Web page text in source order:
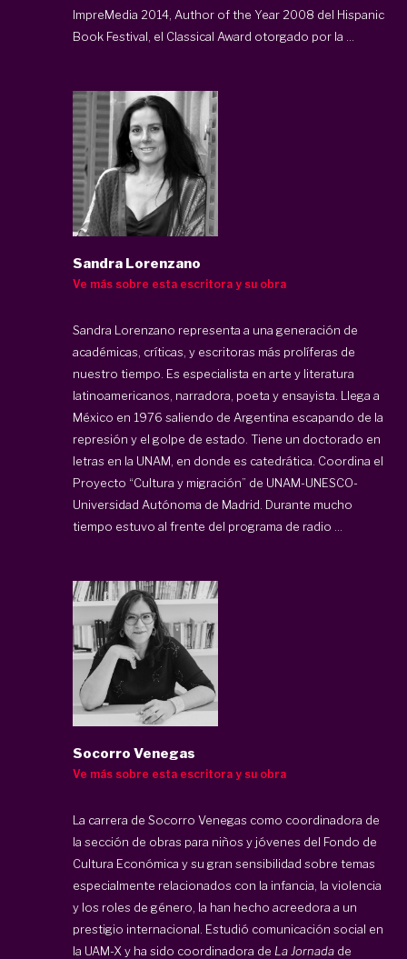
ImpreMedia 2014, Author of the Year 2008 del Hispanic
Book Festival, el Classical Award otorgado por la ...
Sandra Lorenzano
Ve más sobre esta escritora y su obra
Sandra Lorenzano representa a una generación de
académicas, críticas, y escritoras más prolíferas de
nuestro tiempo. Es especialista en arte y literatura
latinoamericanos, narradora, poeta y ensayista. Llega a
México en 1976 saliendo de Argentina escapando de la
represión y el golpe de estado. Tiene un doctorado en
letras en la UNAM, en donde es catedrática. Coordina el
Proyecto “Cultura y migración” de UNAM-UNESCO-
Universidad Autónoma de Madrid. Durante mucho
tiempo estuvo al frente del programa de radio ...
Socorro Venegas
Ve más sobre esta escritora y su obra
La carrera de Socorro Venegas como coordinadora de
la sección de obras para niños y jóvenes del Fondo de
Cultura Económica y su gran sensibilidad sobre temas
especialmente relacionados con la infancia, la violencia
y los roles de género, la han hecho acreedora a un
prestigio internacional. Estudió comunicación social en
la UAM-X y ha sido coordinadora de La Jornada de